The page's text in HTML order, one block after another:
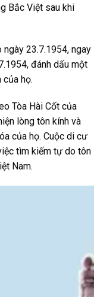
Bắc Việt sau khi
23.7.1954, ngay
đánh dấu một
họ.
Tòa Hài Cốt của
lòng tôn kính và
của họ. Cuộc di cư
tìm kiếm tự do tôn
Nam.